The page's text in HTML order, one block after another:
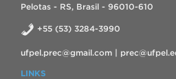
Pelotas - RS, Brasil - 96010-610
+55 (53) 3284-3990
ufpel.prec@gmail.com |
LINKS